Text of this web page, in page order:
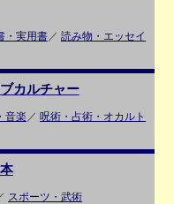
・実用書／ 読み物・エッセイ
カルチャー
音楽 ／ 呪術・占術・オカルト
スポーツ・武術